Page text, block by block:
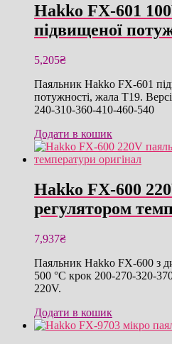
Hakko FX-601
підвищеної
5,205₴
Паяльник Hakko FX-601
потужності, жала T19.
240-310-360-410-460-540
Додати в кошик
Hakko FX-600
регулятором
7,937₴
Паяльник Hakko FX-600 з
500 °C крок 200-270-320-
220V.
Додати в кошик